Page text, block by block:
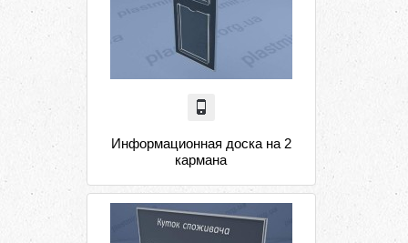
Информационная доска на 2
кармана